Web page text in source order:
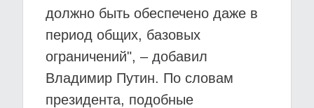
должно быть обеспечено даже в
период общих, базовых
ограничений", – добавил
Владимир Путин. По словам
президента, подобные